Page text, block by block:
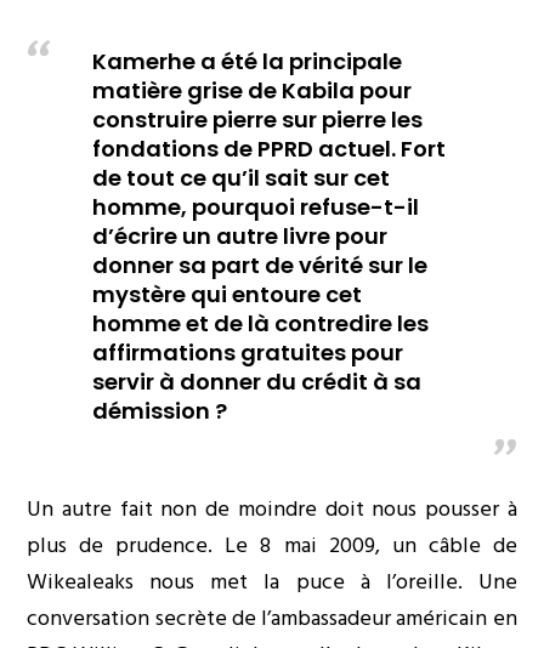
Kamerhe a été la principale
matière grise de Kabila pour
construire pierre sur pierre les
fondations de PPRD actuel. Fort
de tout ce qu’il sait sur cet
homme, pourquoi refuse-t-il
d’écrire un autre livre pour
donner sa part de vérité sur le
mystère qui entoure cet
homme et de là contredire les
affirmations gratuites pour
servir à donner du crédit à sa
démission ?
Un autre fait non de moindre doit nous pousser à
plus de prudence. Le 8 mai 2009, un câble de
Wikealeaks nous met la puce à l’oreille. Une
conversation secrète de l’ambassadeur américain en